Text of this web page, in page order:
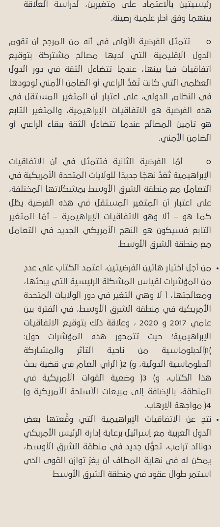
رئيسيتين بالاعتماد على متغيرين، لدراسة العلاقة
بينهما وفق أطر علمية رصينة.
o تتمثل الفرضية الأولى في أنه من المرجح أن تقوم
الدول الإقليمية التي لديها مصالح مشتركة بتوقيع
اتفاقيات فيا بينها، عندما تتضاءل الثقة في دور الدول
العظمى التي كانت تُعَدُّ الراعي أو الضامن الأمني لوجودها
في النظام الدولي، على اعتبار أن المتغير المستقل في
هذه الفرضية هو الاتفاقيات الإبراهيمية، والمتغير التابع
هو تأمين المصالح عندما تتضاءل الثقة ببقاء الراعي أو
الضامن الأمني.
o أمّا الفرضية الثانية فتتمثل في أن الاتفاقيات
الإبراهيمية تُعَدُّ نهجًا جديدًا للولايات المتحدة الأمريكية في
التعامل مع منطقة الشرق الأوسط بمشكلاتها المختلفة،
على اعتبار أن المتغير المستقل في هذه الفرضية يظل
كما هو – ألا وهو الاتفاقيات الإبراهيمية – أمّا المتغير
التابع فسيكون هو النهج الأمريكي الجديد في التعامل
مع منطقة الشرق الأوسط.
من أجل اختبار هاتين الفرضيتين، اعتمد الكتاب على عددٍ
من المؤشرات لقياس المشكلة الرئيسية التي يبحثها،
ومعالجتها، أ لا وهي التغير في دور الولايات المتحدة
الأمريكية في منطقة الشرق الأوسط، في الفترة بين
عامي 2017 و 2020 ، وعلاقة ذلك بتوقيع الاتفاقيات
الإبراهيمية؛ حيث تتمحور هذه المؤشرات حول:
)1(الدبلوماسية من ناحية التأثر والمشاركة
الدبلوماسية الدولية، و) 2( الرأي العام في قضية بحث
هذا الكتاب، و) 3( وضعية القوات الأمريكية في
المنطقة، بالإضافة إلى مبيعات الأسلحة الأمريكية و)
4( مواجهة الإرهاب.
نتج عن الاتفاقيات الإبراهيمية التي وقَّعتها بعض
الدول العربية مع إسرائيل برعاية إدارة الرئيس الأمريكي
دونالد ترامب، تحوُّل جديد في منطقة الشرق الأوسط،
يمكن له في نهاية المطاف أن يغرّ توازن القوى الذي
استمر طوال عقود في منطقة الشرق الأوسط